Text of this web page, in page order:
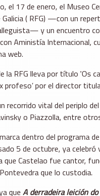
el 17 de enero, el Museo
Galicia ( RFG) —con un
y un encuentro
Aministía Internacional,
web.
la RFG lleva por título 'Os
por el director
vital del periplo
o Piazzolla, entre
dentro del programa
5 de octubre, ya
Castelao fue cantor,
que lo custodia.
que A derradeira leición